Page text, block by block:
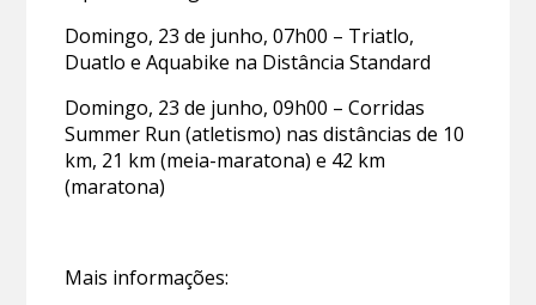
Domingo, 23 de junho, 07h00 – Triatlo,
Duatlo e Aquabike na Distância Standard
Domingo, 23 de junho, 09h00 – Corridas
Summer Run (atletismo) nas distâncias de 10
km, 21 km (meia-maratona) e 42 km
(maratona)
Mais informações: